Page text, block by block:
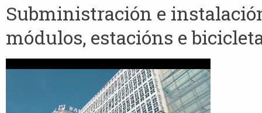
Subministración e
módulos, estacións e